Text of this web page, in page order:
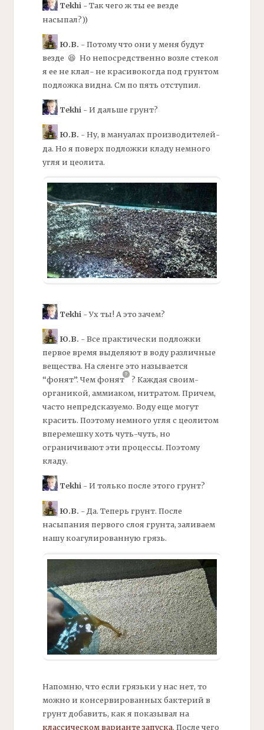
Tekhi- Так чего ж ты ее везде
насыпал?))
Ю.В. - Потому что они у меня будут
везде 😆 Но непосредственно возле стекол
я ее не клал- не красивокогда под грунтом
подложкавидна. См по пять отступил.
Tekhi- И дальше грунт?
Ю.В. - Ну, в мануалах производителей-
да. Но я поверхподложки кладу немного
угля и цеолита.
Tekhi- Ух ты! А это зачем?
Ю.В. - Все практически подложки
первое время выделяют в воду различные
вещества. На сленге это называется
“фонят”. Чемфонят ? Каждая своим-
органикой, аммиаком, нитратом. Причем,
часто непредсказуемо. Воду еще могут
красить. Поэтому немного угля сцеолитом
вперемешку хоть чуть-чуть, но
ограничивают эти процессы. Поэтому
кладу.
Tekhi- И только после этого грунт?
Ю.В. - Да. Теперь грунт. После
насыпания первого слоя грунта, заливаем
нашу коагулированную грязь.
Напомню, что если грязьки у нас нет, то
можно и консервированныхбактерий в
грунт добавить, как я показывал на
классическом варианте запуска. После чего